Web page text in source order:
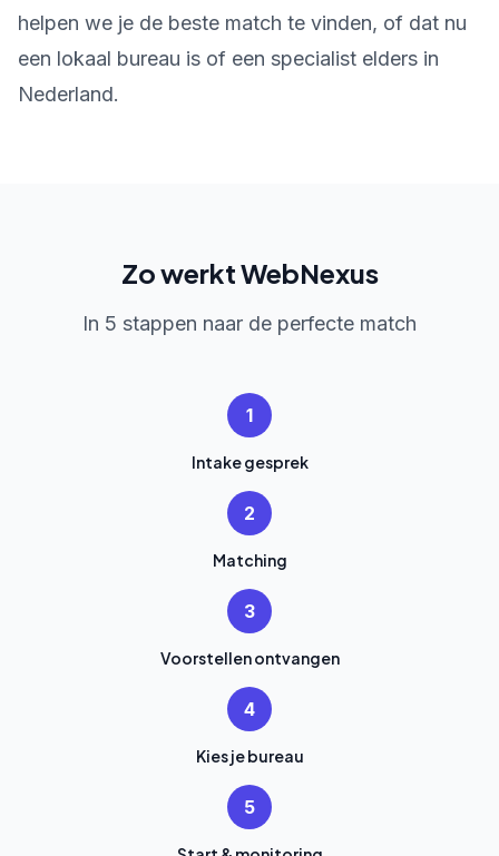
helpen we je de beste match te vinden, of dat nu
een lokaal bureau is of een specialist elders in
Nederland.
Zo werkt WebNexus
In 5 stappen naar de perfecte match
1
Intake gesprek
2
Matching
3
Voorstellen ontvangen
4
Kies je bureau
5